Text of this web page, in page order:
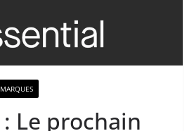
MARQUES
Le prochain